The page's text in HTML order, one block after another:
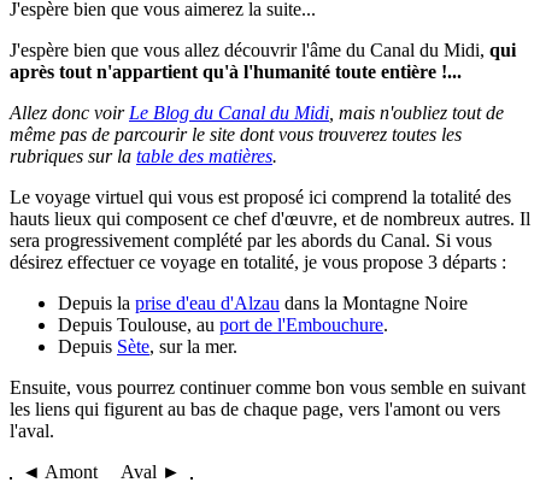
J'espère bien que vous aimerez la suite...
J'espère bien que vous allez découvrir l'âme du Canal du Midi, qui
après tout n'appartient qu'à l'humanité toute entière !...
Allez donc voir Le Blog du Canal du Midi , mais n'oubliez tout de
même pas de parcourir le site dont vous trouverez toutes les
rubriques sur la table des matières.
Le voyage virtuel qui vous est proposé ici comprend la totalité des
hauts lieux qui composent ce chef d'œuvre, et de nombreux autres. Il
sera progressivement complété par les abords du Canal. Si vous
désirez effectuer ce voyage en totalité, je vous propose 3 départs :
Depuis la prise d'eau d'Alzau dans la Montagne Noire
Depuis Toulouse, au port de l'Embouchure.
Depuis Sète, sur la mer.
Ensuite, vous pourrez continuer comme bon vous semble en suivant
les liens qui figurent au bas de chaque page, vers l'amont ou vers
l'aval.
◄ Amont Aval ►